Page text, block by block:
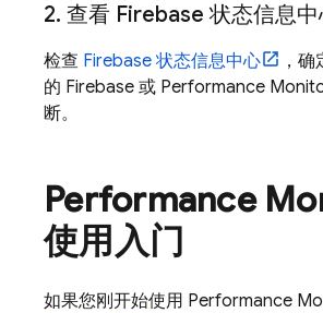
2. 查看 Firebase 状态信息
检查 Firebase 状态信息中心
，
的 Firebase 或 Performance
断。
Performance
使用入门
如果您刚开始使用 Performance